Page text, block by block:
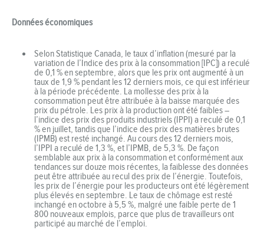
Données économiques
Selon Statistique Canada, le taux d’inflation (mesuré par la
variation de l’Indice des prix à la consommation [IPC]) a reculé
de 0,1 % en septembre, alors que les prix ont augmenté à un
taux de 1,9 % pendant les 12 derniers mois, ce qui est inférieur
à la période précédente. La mollesse des prix à la
consommation peut être attribuée à la baisse marquée des
prix du pétrole. Les prix à la production ont été faibles –
l’indice des prix des produits industriels (IPPI) a reculé de 0,1
% en juillet, tandis que l’indice des prix des matières brutes
(IPMB) est resté inchangé. Au cours des 12 derniers mois,
l’IPPI a reculé de 1,3 %, et l’IPMB, de 5,3 %. De façon
semblable aux prix à la consommation et conformément aux
tendances sur douze mois récentes, la faiblesse des données
peut être attribuée au recul des prix de l’énergie. Toutefois,
les prix de l’énergie pour les producteurs ont été légèrement
plus élevés en septembre. Le taux de chômage est resté
inchangé en octobre à 5,5 %, malgré une faible perte de 1
800 nouveaux emplois, parce que plus de travailleurs ont
participé au marché de l’emploi.